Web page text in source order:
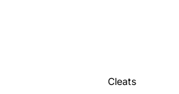
Cleats